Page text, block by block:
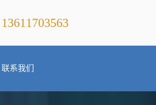
13611703563
联系我们